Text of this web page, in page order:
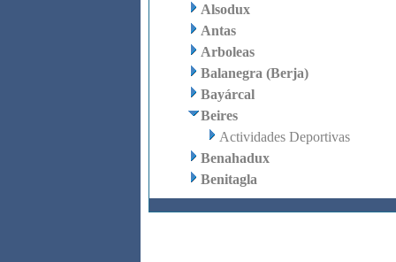
Alsodux
Antas
Arboleas
Balanegra (Berja)
Bayárcal
Beires
Actividades Deportivas
Benahadux
Benitagla